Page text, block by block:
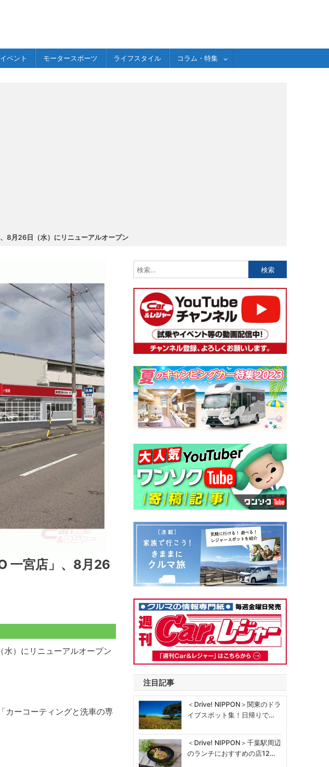
イベント モータースポーツ ライフスタイル コラム・特集
8月26日（水）にリニューアルオープン
一宮店」、8月26
）にリニューアルオープン
カーコーティングと洗車の専
索:
注目記事
＜Drive! NIPPON＞関東のドラ
イブスポット集！日帰りで…
＜Drive! NIPPON＞千葉駅周辺
のランチにおすすめの店12…